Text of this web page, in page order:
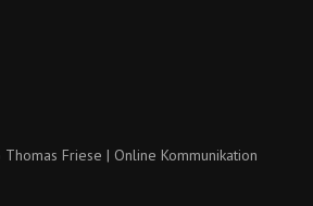
Friese | Online Kommunikation